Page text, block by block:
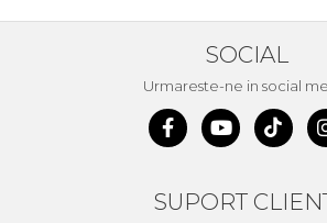
SOCIAL
Urmareste-ne in social
SUPORT